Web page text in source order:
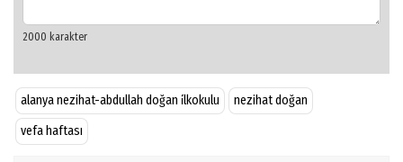
alanya nezihat-abdullah doğan i̇lkokulu
nezihat doğan
vefa haftası